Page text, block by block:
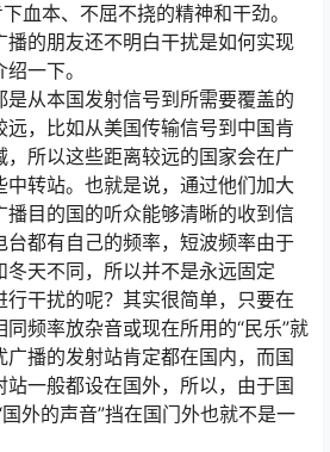
血本、不屈不挠的精神和干劲。
播的朋友还不明白干扰是如何实现
一下。
是从本国发射信号到所需要覆盖的
，比如从美国传输信号到中国肯
，所以这些距离较远的国家会在广
转站。也就是说，通过他们加大
播目的国的听众能够清晰的收到信
台都有自己的频率，短波频率由于
冬天不同，所以并不是永远固定
行干扰的呢？其实很简单，只要在
频率放杂音或现在所用的“民乐”就
播的发射站肯定都在国内，而国
站一般都设在国外，所以，由于国
外的声音”挡在国门外也就不是一